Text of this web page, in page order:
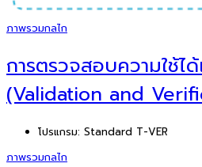
ภาพรวมกลไก
การตรวจสอบความใช้ไ
(Validation and
โปรแกรม: Standard T-VER
ภาพรวมกลไก